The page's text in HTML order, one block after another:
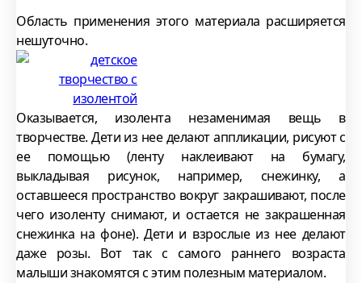
Область применения этого материала расширяется
нешуточно.
Оказывается, изолента незаменимая вещь в
творчестве. Дети из нее делают аппликации, рисуют с
ее помощью (ленту наклеивают на бумагу,
выкладывая рисунок, например, снежинку, а
оставшееся пространство вокруг закрашивают, после
чего изоленту снимают, и остается не закрашенная
снежинка на фоне). Дети и взрослые из нее делают
даже розы. Вот так с самого раннего возраста
малыши знакомятся с этим полезным материалом.